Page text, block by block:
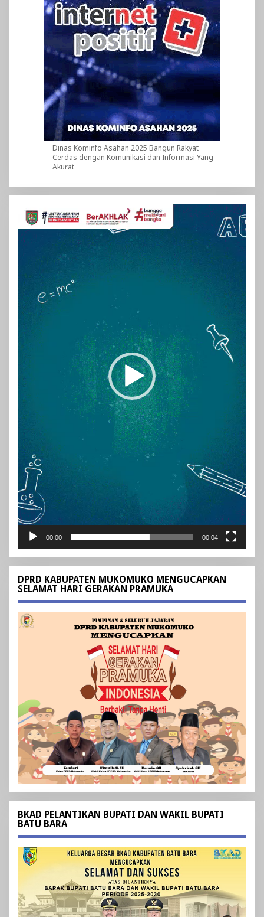
Dinas Kominfo Asahan 2025 Bangun Rakyat
Cerdas dengan Komunikasi dan Informasi Yang
Akurat
Pemutar
Video
00:00 00:04
DPRD KABUPATEN MUKOMUKO MENGUCAPKAN
SELAMAT HARI GERAKAN PRAMUKA
BKAD PELANTIKAN BUPATI DAN WAKIL BUPATI
BATU BARA